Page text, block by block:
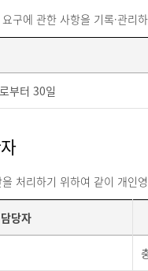
구에 관한 사항을 기록·관
부터 30일
처리하기 위하여 같이 개인
담당자